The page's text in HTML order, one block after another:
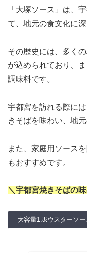
「大塚ソース」は、
て、地元の食文化に深
その歴史には、多く
が込められており、
調味料です。
宇都宮を訪れる際に
きそばを味わい、地
また、家庭用ソース
もおすすめです。
＼宇都宮焼きそばの
大容量1.8ℓウスターソ